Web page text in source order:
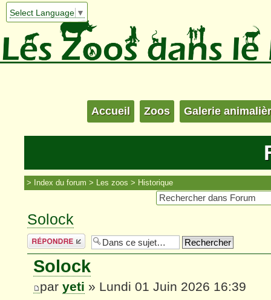
Select Language ▼
Accueil Zoos Galerie
Index du forum Les zoos Historique
Solock
Répondre
Solock
par yeti » Lundi 01 Juin 2026 16:39